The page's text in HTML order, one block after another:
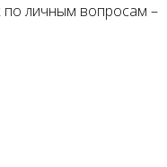
по личным вопросам –